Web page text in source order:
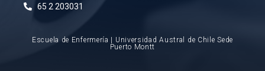
65 2 203031
Escuela de Enfermería | Universidad Austral de Chile Sede
Puerto Montt